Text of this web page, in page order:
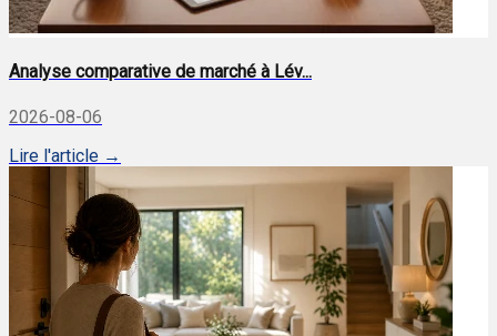
Analyse comparative de marché à Lév...
2026-08-06
Lire l'article →